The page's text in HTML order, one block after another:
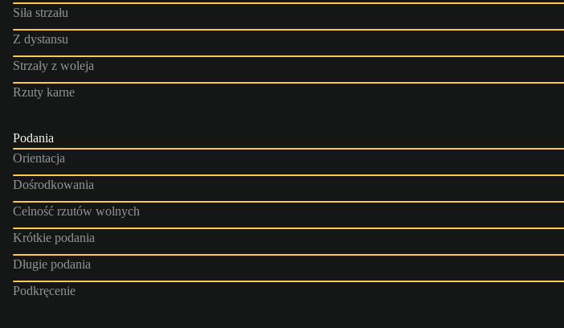
Siła strzału
Z dystansu
Strzały z woleja
Rzuty karne
Podania
Orientacja
Dośrodkowania
Celność rzutów wolnych
Krótkie podania
Długie podania
Podkręcenie